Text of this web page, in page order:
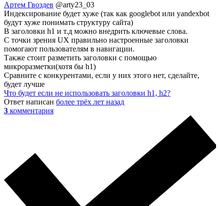
Артем Гвоздев @arty23_03
Индексирование будет хуже (так как googlebot или yandexbot
будут хуже понимать структуру сайта)
В заголовки h1 и т.д можно внедрить ключевые слова.
С точки зрения UX правильно настроенные заголовки
помогают пользователям в навигации.
Также стоит разметить заголовки с помощью
микроразметки(хотя бы h1)
Сравните с конкурентами, если у них этого нет, сделайте,
будет лучше
Что будет если не использовать заголовки h1, h2?
Ответ написан более трёх лет назад
3 комментария